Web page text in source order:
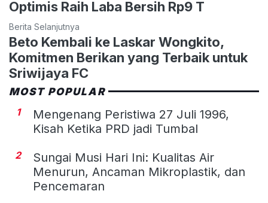
Optimis Raih Laba Bersih Rp9 T
Berita Selanjutnya
Beto Kembali ke Laskar Wongkito,
Komitmen Berikan yang Terbaik untuk
Sriwijaya FC
MOST POPULAR
1
Mengenang Peristiwa 27 Juli 1996,
Kisah Ketika PRD jadi Tumbal
2
Sungai Musi Hari Ini: Kualitas Air
Menurun, Ancaman Mikroplastik, dan
Pencemaran